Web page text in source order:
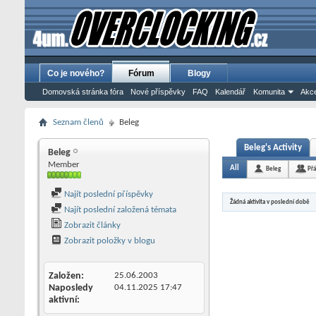
Co je nového? Fórum
Domovská stránka fóra Nové příspěvky FAQ Kalendář Komunita
Blogy
Seznam členů Beleg
Beleg
Member
Najít poslední příspěvky
Najít poslední založená témata
Zobrazit články
Zobrazit položky v blogu
Založen 25.06.2003
Naposledy
aktivní
04.11.2025 17:47
Beleg's Activity
All Beleg
Žádná aktivita v poslední době